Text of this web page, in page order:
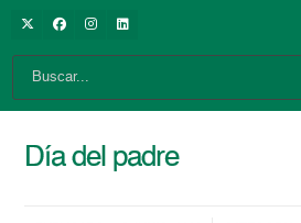
Día del padre